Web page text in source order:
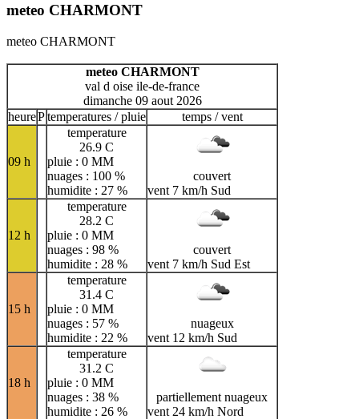
meteo CHARMONT
meteo CHARMONT
meteo CHARMONT
val d oise ile-de-france
dimanche 09 aout 2026
heurePtemperatures / pluie temps / vent
09 h
temperature
26.9 C
pluie : 0 MM
nuages : 100 %
humidite : 27 %
couvert
vent 7 km/h Sud
12 h
temperature
28.2 C
pluie : 0 MM
nuages : 98 %
humidite : 28 %
couvert
vent 7 km/h Sud Est
15 h
temperature
31.4 C
pluie : 0 MM
nuages : 57 %
humidite : 22 %
nuageux
vent 12 km/h Sud
18 h
temperature
31.2 C
pluie : 0 MM
nuages : 38 %
humidite : 26 %
partiellement nuageux
vent 24 km/h Nord